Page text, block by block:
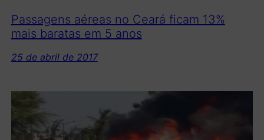
Passagens aéreas no Ceará ficam 13%
mais baratas em 5 anos
25 de abril de 2017